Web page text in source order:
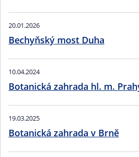
20.01.2026
Bechyňský most Duha
10.04.2024
Botanická zahrada hl. m.
19.03.2025
Botanická zahrada v Brně